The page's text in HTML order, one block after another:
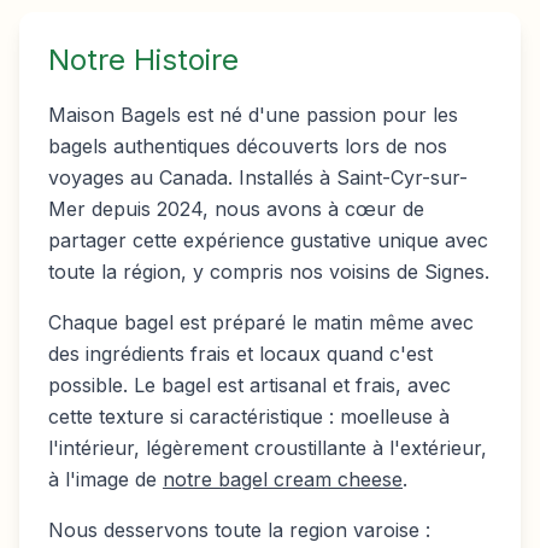
Notre Histoire
Maison Bagels est né d'une passion pour les
bagels authentiques découverts lors de nos
voyages au Canada. Installés à Saint-Cyr-sur-
Mer depuis 2024, nous avons à cœur de
partager cette expérience gustative unique avec
toute la région, y compris nos voisins de Signes.
Chaque bagel est préparé le matin même avec
des ingrédients frais et locaux quand c'est
possible. Le bagel est artisanal et frais, avec
cette texture si caractéristique : moelleuse à
l'intérieur, légèrement croustillante à l'extérieur,
à l'image de notre bagel cream cheese.
Nous desservons toute la region varoise :